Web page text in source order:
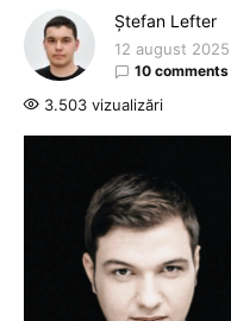
Ștefan Lefter
12 august 2025
10 comments
3.503 vizualizări